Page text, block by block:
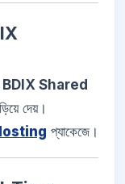
BDIX Shared
দেয়।
প্যাকেজে।